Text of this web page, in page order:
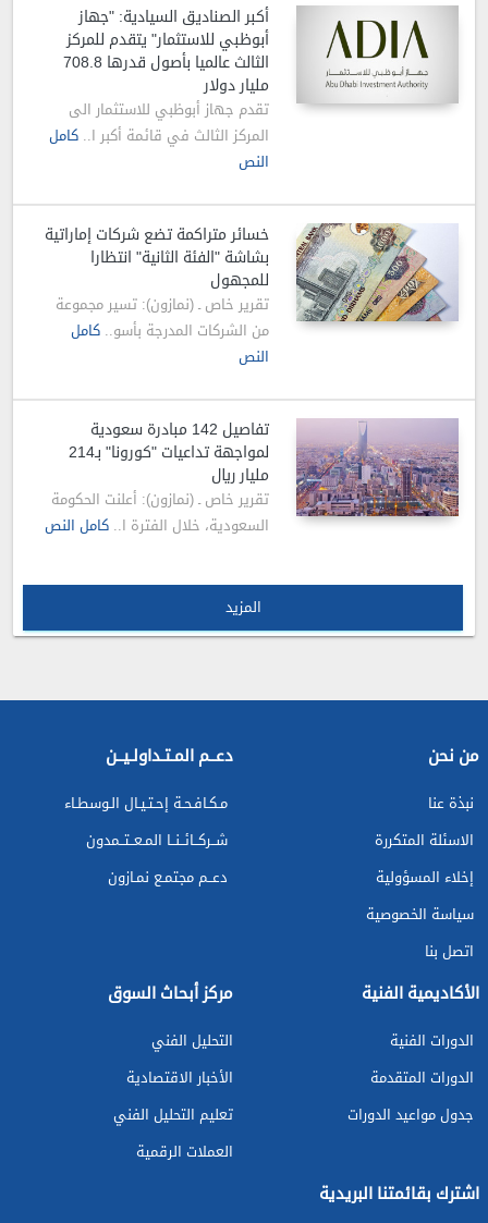
أكبر الصناديق السيادية: "جهاز
أبوظبي للاستثمار" يتقدم للمركز
الثالث عالميا بأصول قدرها 708.8
مليار دولار
تقدم جهاز أبوظبي للاستثمار الى
المركز الثالث في قائمة أكبر ا..كامل
النص
خسائر متراكمة تضع شركات إماراتية
بشاشة "الفئة الثانية" انتظارا
للمجهول
تقرير خاص ـ (نمازون): تسير مجموعة
من الشركات المدرجة بأسو..كامل
النص
تفاصيل 142 مبادرة سعودية
لمواجهة تداعيات "كورونا" بـ214
مليار ريال
تقرير خاص ـ (نمازون): أعلنت الحكومة
السعودية، خلال الفترة ا..كامل النص
المزيد
من نحن
نبذة عنا
الاسئلة المتكررة
إخلاء المسؤولية
سياسة الخصوصية
اتصل بنا
دعــم المـتـداولـيــن
مـكـافـحـة إحـتـيـال الـوسطـاء
شــركــائــنــا المـعــتــمدون
دعــم مجتمـع نمـازون
الأكاديمية الفنية
الدورات الفنية
الدورات المتقدمة
جدول مواعيد الدورات
مركز أبحاث السوق
التحليل الفني
الأخبار الاقتصادية
تعليم التحليل الفني
العملات الرقمية
اشترك بقائمتنا البريدية